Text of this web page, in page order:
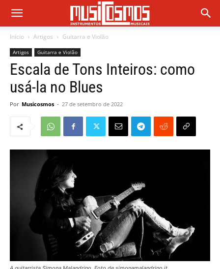
Início Artigos Guitarra e Violão
Artigos Guitarra e Violão
Escala de Tons Inteiros: como
usá-la no Blues
Por Musicosmos - 27 de setembro de 2022